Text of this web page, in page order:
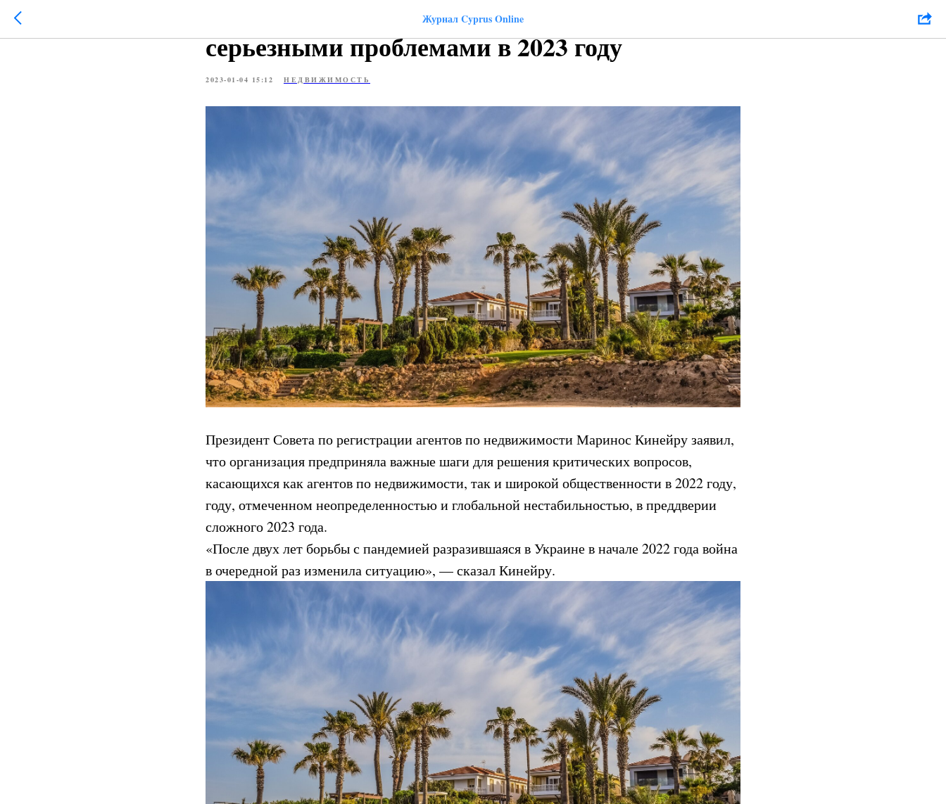
Журнал Cyprus Online
Рынок недвижимости Кипра столкнется с
серьезными проблемами в 2023 году
2023-01-04 15:12 НЕДВИЖИМОСТЬ
Президент Совета по регистрации агентов по недвижимости Маринос Кинейру заявил,
что организация предприняла важные шаги для решения критических вопросов,
касающихся как агентов по недвижимости, так и широкой общественности в 2022 году,
году, отмеченном неопределенностью и глобальной нестабильностью, в преддверии
сложного 2023 года.
«После двух лет борьбы с пандемией разразившаяся в Украине в начале 2022 года война
в очередной раз изменила ситуацию», — сказал Кинейру.